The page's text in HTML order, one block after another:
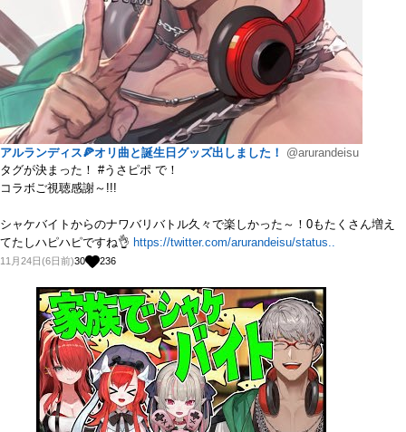
アルランディス🍕オリ曲と誕生日グッズ出しました！
@arurandeisu
タグが決まった！ #うさピポ で！
コラボご視聴感謝～!!!
シャケバイトからのナワバリバトル久々で楽しかった～！0もたくさん増え
てたしハピハピですね👌 https://twitter.com/arurandeisu/status..
11月24日(6日前)30 236